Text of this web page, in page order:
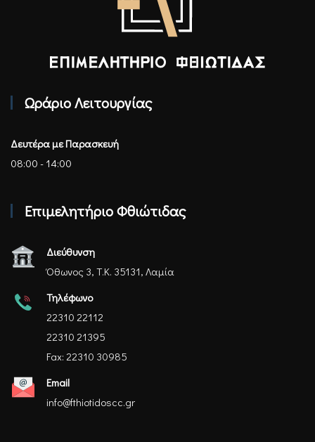
Ωράριο Λειτουργίας
Δευτέρα με Παρασκευή
08:00 - 14:00
Επιμελητήριο Φθιώτιδας
Διεύθυνση
Όθωνος 3, Τ.Κ. 35131, Λαμία
Τηλέφωνο
22310 22112
22310 21395
Fax: 22310 30985
Email
info@fthiotidoscc.gr